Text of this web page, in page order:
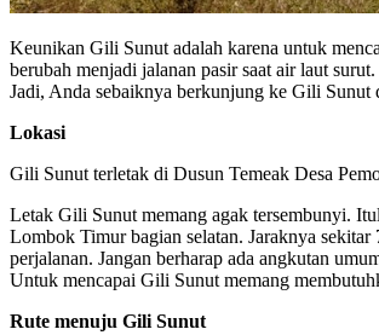
Keunikan Gili Sunut adalah karena untuk
berubah menjadi jalanan pasir saat air laut
Jadi, Anda sebaiknya berkunjung ke Gili Sunut
Lokasi
Gili Sunut terletak di Dusun Temeak Desa
Letak Gili Sunut memang agak tersembunyi.
Lombok Timur bagian selatan. Jaraknya
perjalanan. Jangan berharap ada angkutan
Untuk mencapai Gili Sunut memang
Rute menuju Gili Sunut